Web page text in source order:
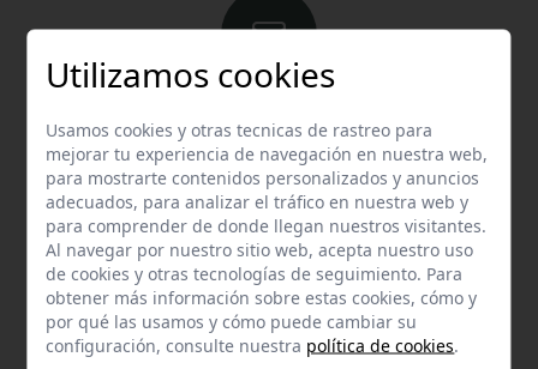
Contacta con nosotros vía email
hola@welovemascotas.com
Teléfono
Utilizamos cookies
Usamos cookies y otras tecnicas de rastreo para
mejorar tu experiencia de navegación en nuestra web,
para mostrarte contenidos personalizados y anuncios
adecuados, para analizar el tráfico en nuestra web y
para comprender de donde llegan nuestros visitantes.
Al navegar por nuestro sitio web, acepta nuestro uso
de cookies y otras tecnologías de seguimiento. Para
obtener más información sobre estas cookies, cómo y
por qué las usamos y cómo puede cambiar su
configuración, consulte nuestra política de cookies.